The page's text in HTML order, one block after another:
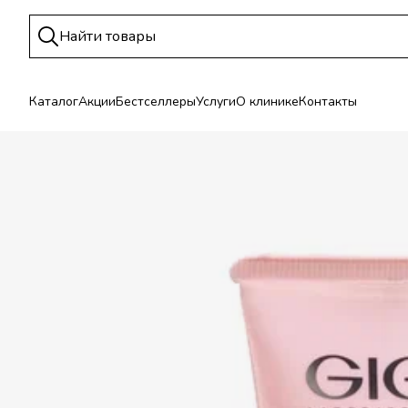
КаталогАкцииБестселлерыУслугиО клиникеКонтакты